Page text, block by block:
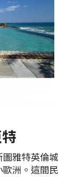
雅特英倫城
洲。這間民